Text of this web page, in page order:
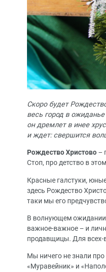
Скоро будет
весь город в
он дремлет в инее
и ждет: свершится
Рождество Христово –
Стоп, про детство в
Красные галстуки,
здесь Рождество
таки мы его
В волнующем ожидании
важное-важное – и
продавщицы. Для всех-
Мы ничего не знали
«Муравейник» и